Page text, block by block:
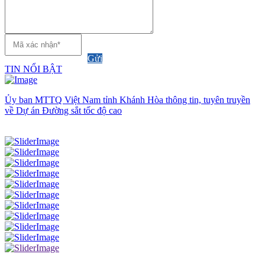
Gửi
TIN NỔI BẬT
Ủy ban MTTQ Việt Nam tỉnh Khánh Hòa thông tin, tuyên truyền
về Dự án Đường sắt tốc độ cao